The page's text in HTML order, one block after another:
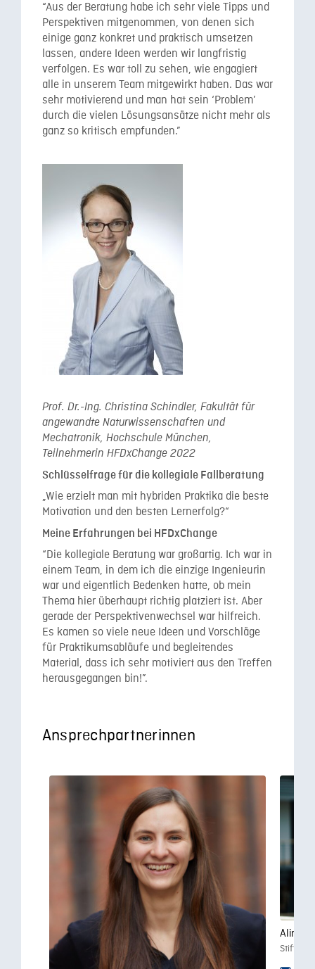
“Aus der Beratung habe ich sehr viele Tipps und
Perspektiven mitgenommen, von denen sich
einige ganz konkret und praktisch umsetzen
lassen, andere Ideen werden wir langfristig
verfolgen. Es war toll zu sehen, wie engagiert
alle in unserem Team mitgewirkt haben. Das war
sehr motivierend und man hat sein ‘Problem’
durch die vielen Lösungsansätze nicht mehr als
ganz so kritisch empfunden.”
Prof. Dr.-Ing. Christina Schindler, Fakultät für
angewandte Naturwissenschaften und
Mechatronik, Hochschule München,
Teilnehmerin HFDxChange 2022
Schlüsselfrage für die kollegiale Fallberatung
„Wie erzielt man mit hybriden Praktika die beste
Motivation und den besten Lernerfolg?“
Meine Erfahrungen bei HFDxChange
“Die kollegiale Beratung war großartig. Ich war in
einem Team, in dem ich die einzige Ingenieurin
war und eigentlich Bedenken hatte, ob mein
Thema hier überhaupt richtig platziert ist. Aber
gerade der Perspektivenwechsel war hilfreich.
Es kamen so viele neue Ideen und Vorschläge
für Praktikumsabläufe und begleitendes
Material, dass ich sehr motiviert aus den Treffen
herausgegangen bin!”.
Ansprechpartnerinnen
Aline